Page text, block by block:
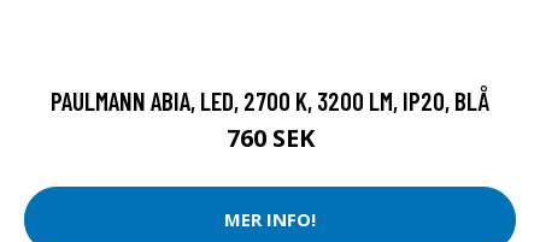
PAULMANN ABIA, LED, 2700 K, 3200 LM, IP20, BLÅ
760 SEK
MER INFO!